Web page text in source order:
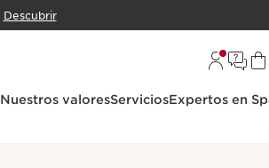
Descubrir
Nuestros valoresServiciosExpertos en